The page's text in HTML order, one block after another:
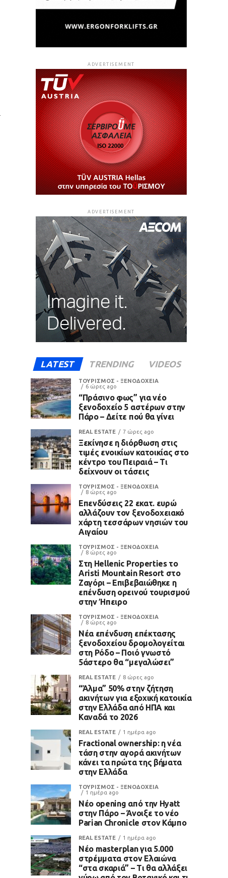
ADVERTISEMENT
ADVERTISEMENT
LATEST TRENDING VIDEOS
ΤΟΥΡΙΣΜΟΣ - ΞΕΝΟΔΟΧΕΙΑ
6 ώρες ago
“Πράσινο φως” για νέο
ξενοδοχείο 5 αστέρων στην
Πάρο – Δείτε πού θα γίνει
REAL ESTATE 7 ώρες ago
Ξεκίνησε η διόρθωση στις
τιμές ενοικίων κατοικίας στο
κέντρο του Πειραιά – Τι
δείχνουν οι τάσεις
ΤΟΥΡΙΣΜΟΣ - ΞΕΝΟΔΟΧΕΙΑ
8 ώρες ago
Επενδύσεις 22 εκατ. ευρώ
αλλάζουν τον ξενοδοχειακό
χάρτη τεσσάρων νησιών του
Αιγαίου
ΤΟΥΡΙΣΜΟΣ - ΞΕΝΟΔΟΧΕΙΑ
8 ώρες ago
Στη Hellenic Properties το
Aristi Mountain Resort στο
Ζαγόρι – Επιβεβαιώθηκε η
επένδυση ορεινού τουρισμού
στην Ήπειρο
ΤΟΥΡΙΣΜΟΣ - ΞΕΝΟΔΟΧΕΙΑ
8 ώρες ago
Νέα επένδυση επέκτασης
ξενοδοχείου δρομολογείται
στη Ρόδο – Ποιό γνωστό
5άστερο θα “μεγαλώσει”
REAL ESTATE 8 ώρες ago
“Άλμα” 50% στην ζήτηση
ακινήτων για εξοχική κατοικία
στην Ελλάδα από ΗΠΑ και
Καναδά το 2026
REAL ESTATE 1 ημέρα ago
Fractional ownership: η νέα
τάση στην αγορά ακινήτων
κάνει τα πρώτα της βήματα
στην Ελλάδα
ΤΟΥΡΙΣΜΟΣ - ΞΕΝΟΔΟΧΕΙΑ
1 ημέρα ago
Νέο opening από την Hyatt
στην Πάρο – Άνοιξε το νέο
Parian Chronicle στον Κάμπο
REAL ESTATE 1 ημέρα ago
Νέο masterplan για 5.000
στρέμματα στον Ελαιώνα
“στα σκαριά” – Τι θα αλλάξει